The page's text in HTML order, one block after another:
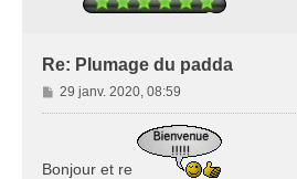
Re: Plumage du padda
M
e
a
29 janv. 2020, 08:59
Bonjour et re